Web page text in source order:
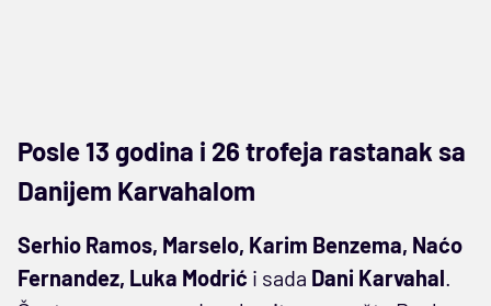
Posle 13 godina i 26 trofeja rastanak sa
Danijem Karvahalom
Serhio Ramos, Marselo, Karim Benzema, Naćo
Fernandez, Luka Modrić i sada Dani Karvahal.